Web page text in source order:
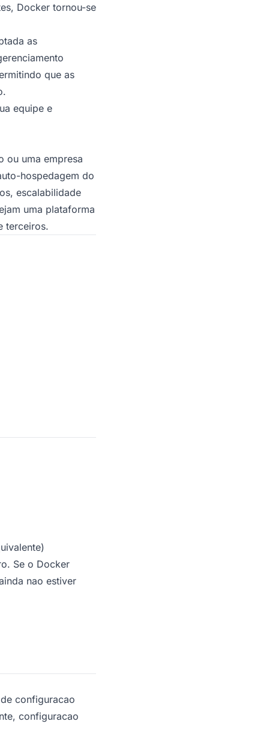
Docker tornou-se
as
que as
equipe e
ou uma empresa
hospedagem do
escalabilidade
uma plataforma
terceiros.
Se o Docker
nao estiver
configuracao
configuracao